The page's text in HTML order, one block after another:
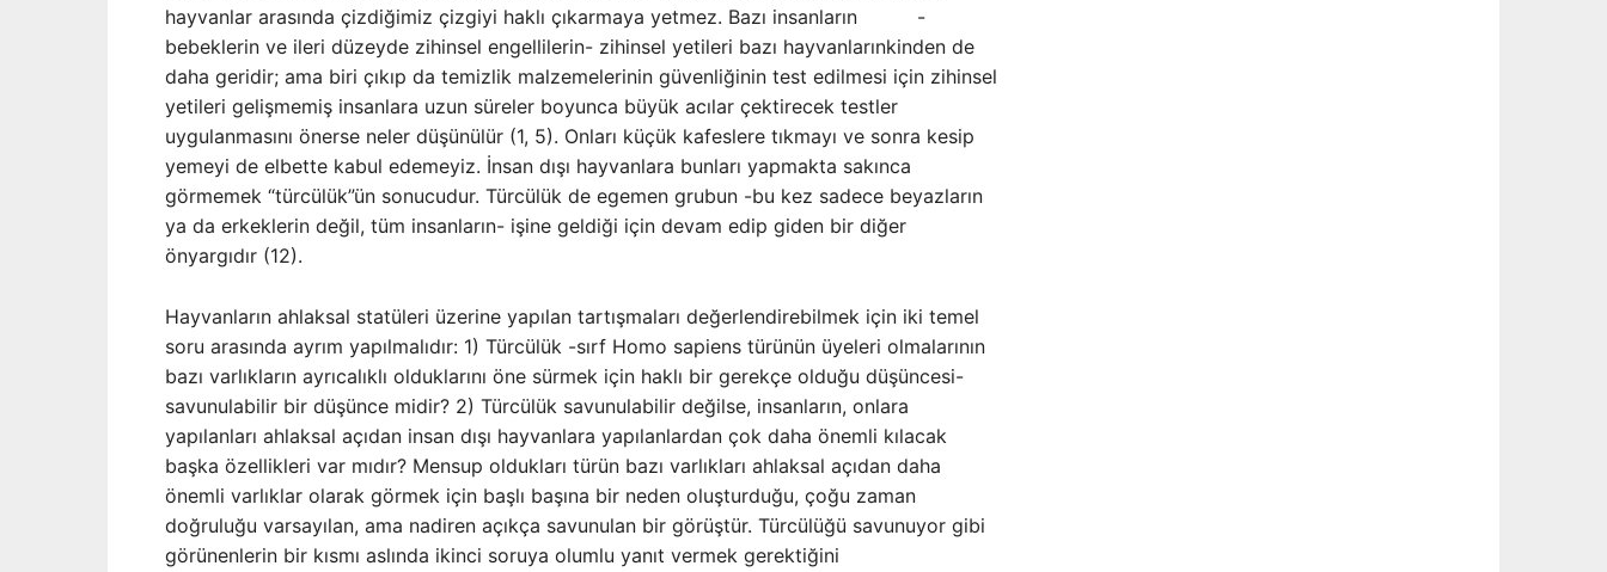
hayvanlar arasında çizdiğimiz çizgiyi haklı çıkarmaya yetmez. Bazı insanların -
bebeklerin ve ileri düzeyde zihinsel engellilerin- zihinsel yetileri bazı hayvanlarınkinden de
daha geridir; ama biri çıkıp da temizlik malzemelerinin güvenliğinin test edilmesi için zihinsel
yetileri gelişmemiş insanlara uzun süreler boyunca büyük acılar çektirecek testler
uygulanmasını önerse neler düşünülür (1, 5). Onları küçük kafeslere tıkmayı ve sonra kesip
yemeyi de elbette kabul edemeyiz. İnsan dışı hayvanlara bunları yapmakta sakınca
görmemek “türcülük”ün sonucudur. Türcülük de egemen grubun -bu kez sadece beyazların
ya da erkeklerin değil, tüm insanların- işine geldiği için devam edip giden bir diğer
önyargıdır (12).
Hayvanların ahlaksal statüleri üzerine yapılan tartışmaları değerlendirebilmek için iki temel
soru arasında ayrım yapılmalıdır: 1) Türcülük -sırf Homo sapiens türünün üyeleri olmalarının
bazı varlıkların ayrıcalıklı olduklarını öne sürmek için haklı bir gerekçe olduğu düşüncesi-
savunulabilir bir düşünce midir? 2) Türcülük savunulabilir değilse, insanların, onlara
yapılanları ahlaksal açıdan insan dışı hayvanlara yapılanlardan çok daha önemli kılacak
başka özellikleri var mıdır? Mensup oldukları türün bazı varlıkları ahlaksal açıdan daha
önemli varlıklar olarak görmek için başlı başına bir neden oluşturduğu, çoğu zaman
doğruluğu varsayılan, ama nadiren açıkça savunulan bir görüştür. Türcülüğü savunuyor gibi
görünenlerin bir kısmı aslında ikinci soruya olumlu yanıt vermek gerektiğini